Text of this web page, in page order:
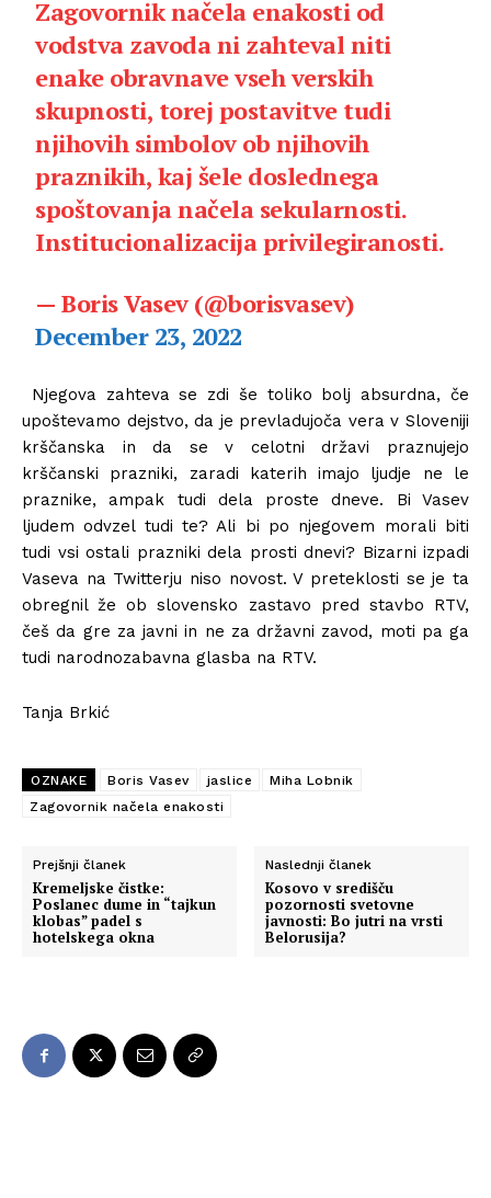
Zagovornik načela enakosti od
vodstva zavoda ni zahteval niti
enake obravnave vseh verskih
skupnosti, torej postavitve tudi
njihovih simbolov ob njihovih
praznikih, kaj šele doslednega
spoštovanja načela sekularnosti.
Institucionalizacija privilegiranosti.
— Boris Vasev (@borisvasev)
December 23, 2022
Njegova zahteva se zdi še toliko bolj absurdna, če
upoštevamo dejstvo, da je prevladujoča vera v Sloveniji
krščanska in da se v celotni državi praznujejo
krščanski prazniki, zaradi katerih imajo ljudje ne le
praznike, ampak tudi dela proste dneve. Bi Vasev
ljudem odvzel tudi te? Ali bi po njegovem morali biti
tudi vsi ostali prazniki dela prosti dnevi? Bizarni izpadi
Vaseva na Twitterju niso novost. V preteklosti se je ta
obregnil že ob slovensko zastavo pred stavbo RTV,
češ da gre za javni in ne za državni zavod, moti pa ga
tudi narodnozabavna glasba na RTV.
Tanja Brkić
OZNAKE Boris Vasev jaslice
Miha Lobnik
Zagovornik načela enakosti
Prejšnji članek
Kremeljske čistke:
Poslanec dume in “tajkun
klobas” padel s
hotelskega okna
Naslednji članek
Kosovo v središču
pozornosti svetovne
javnosti: Bo jutri na vrsti
Belorusija?